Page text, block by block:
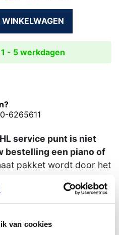
van cookies
WINKELWAGEN
- 5 werkdagen
6265611
service punt is niet
bestelling een piano of
pakket wordt door het